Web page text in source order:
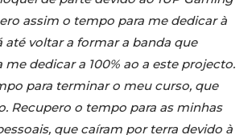
assim o tempo para me dedicar à
até voltar a formar a banda que
me dedicar a 100% ao a este projecto.
para terminar o meu curso, que
Recupero o tempo para as minhas
que caíram por terra devido à